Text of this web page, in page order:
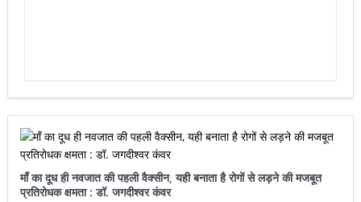
माँ का दूध ही नवजात की पहली वैक्सीन, यही बनाता है रोगों से लड़ने की मजबूत
प्रतिरोधक क्षमता : डॉ. जगदीश्वर कंवर